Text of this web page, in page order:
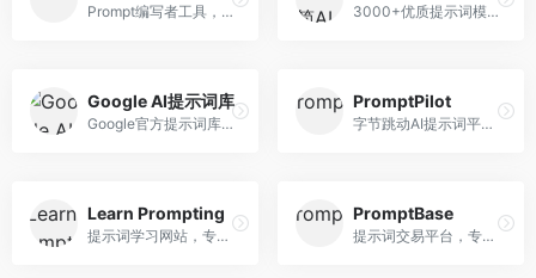
Prompt编写者工具，专注于提示词创作辅助。面向提示词创作者，提供提示词编辑、测试、分享等服务，创作工具完善。 3000+优质提示词模板平台，专注于中文提示词。面向中文AI用户，提供提示词模板、分类检索、一键使用等服务，中文提示词丰富。
Google AI提示词库
Google官方提示词库，专注于Gemini模型优化。面向开发者，提供官方提示词指南、最佳实践、示例代码等资源，权威性强。
PromptPilot
字节跳动AI提示词平台，专注于提示词优化与管理。面向AI用户，提供提示词优化、效果测试、团队协作等服务，企业级功能完善。
Learn Prompting
提示词学习网站，专注于提示词工程教育。面向AI学习者，提供提示词教程、最佳实践、案例研究等资源，教学内容系统。
PromptBase
提示词交易平台，专注于高质量提示词买卖。面向AI创作者，提供提示词交易、模板购买、创作者收益等服务，提示词质量高。